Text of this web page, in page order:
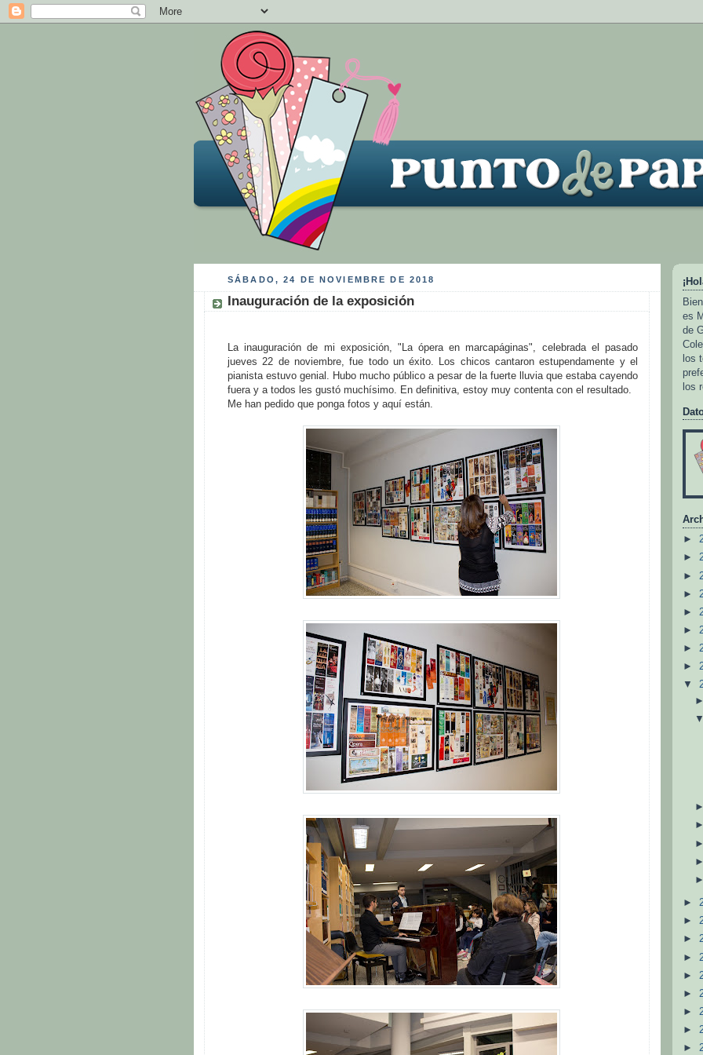
SÁBADO, 24 DE NOVIEMBRE DE 2018
Inauguración de la exposición
La inauguración de mi exposición, "La ópera en marcapáginas", celebrada el pasado
jueves 22 de noviembre, fue todo un éxito. Los chicos cantaron estupendamente y el
pianista estuvo genial. Hubo mucho público a pesar de la fuerte lluvia que estaba cayendo
fuera y a todos les gustó muchísimo. En definitiva, estoy muy contenta con el resultado.
Me han pedido que ponga fotos y aquí están.
es
de
los
los
►
►
►
►
►
►
►
►
▼
►
►
►
►
►
►
►
►
►